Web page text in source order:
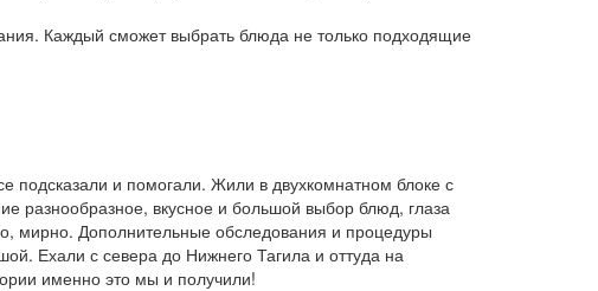
Каждый сможет выбрать блюда не только подходящие
подсказали и помогали. Жили в двухкомнатном блоке с
разнообразное, вкусное и большой выбор блюд, глаза
мирно. Дополнительные обследования и процедуры
Ехали с севера до Нижнего Тагила и оттуда на
именно это мы и получили!